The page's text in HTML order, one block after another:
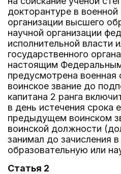
докторантуре в
организации высшего
научной организации
исполнительной власти
государственного
настоящим
предусмотрена
воинское звание до
капитана 2 ранга
в день истечения срока
предыдущем воинском
воинской должности
занимал до зачисления
образовательную или
Статья 2